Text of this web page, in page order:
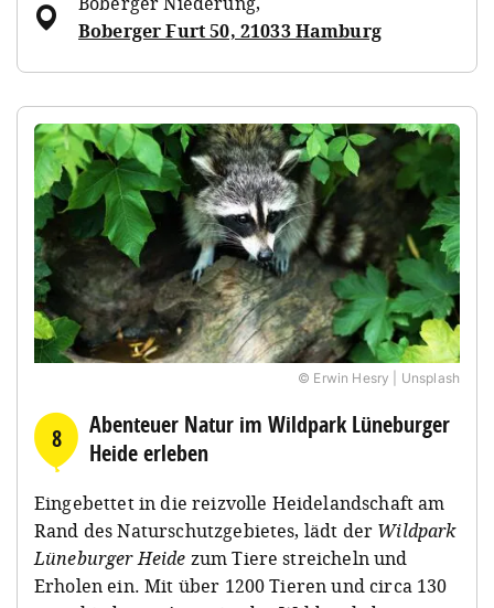
Boberger Furt 50, 21033 Hamburg
© Erwin Hesry | Unsplash
8
Abenteuer Natur im Wildpark Lüneburger
Heide erleben
Eingebettet in die reizvolle Heidelandschaft am
Rand des Naturschutzgebietes, lädt der Wildpark
Lüneburger Heide zum Tiere streicheln und
Erholen ein. Mit über 1200 Tieren und circa 130